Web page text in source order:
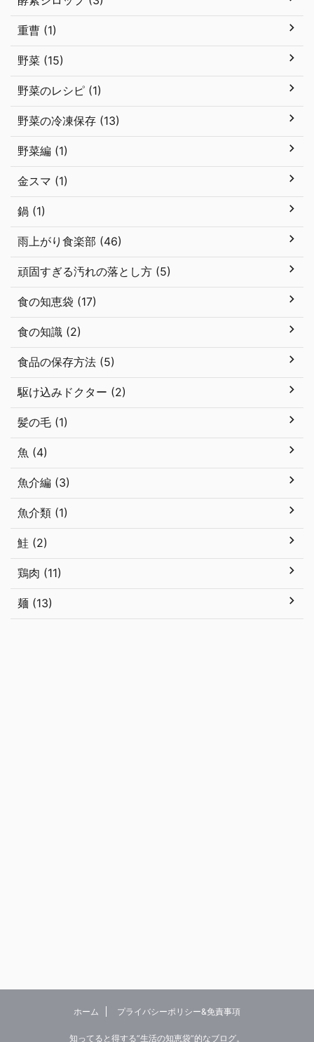
重曹 (1)
野菜 (15)
野菜のレシピ (1)
野菜の冷凍保存 (13)
野菜編 (1)
金スマ (1)
鍋 (1)
雨上がり食楽部 (46)
頑固すぎる汚れの落とし方 (5)
食の知恵袋 (17)
食の知識 (2)
食品の保存方法 (5)
駆け込みドクター (2)
髪の毛 (1)
魚 (4)
魚介編 (3)
魚介類 (1)
鮭 (2)
鶏肉 (11)
麺 (13)
ホーム プライバシーポリシー&免責事項
知ってると得する”生活の知恵袋”的なブログ。